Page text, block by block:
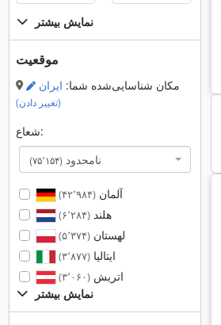
نمایش بیشتر
موقعیت
مکان شناسایی‌شده شما: ایران
(تغییر دادن)
شعاع:
نامحدود (۷۵٬۱۵۴)
آلمان(۴۲٬۹۸۴)
هلند(۶٬۲۸۴)
لهستان(۵٬۳۷۴)
ایتالیا(۳٬۸۷۷)
اتریش(۳٬۰۶۰)
نمایش بیشتر
Chp Rodenbach Iseli